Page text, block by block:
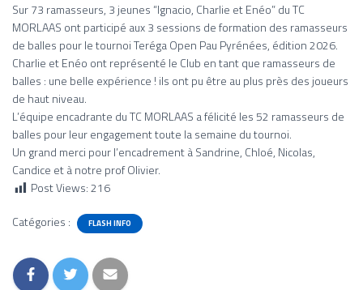
I
O
N
Sur 73 ramasseurs, 3 jeunes “Ignacio, Charlie et Enéo” du TC
MORLAAS ont participé aux 3 sessions de formation des ramasseurs
de balles pour le tournoi Teréga Open Pau Pyrénées, édition 2026.
Charlie et Enéo ont représenté le Club en tant que ramasseurs de
balles : une belle expérience ! ils ont pu être au plus près des joueurs
de haut niveau.
L’équipe encadrante du TC MORLAAS a félicité les 52 ramasseurs de
balles pour leur engagement toute la semaine du tournoi.
Un grand merci pour l’encadrement à Sandrine, Chloé, Nicolas,
Candice et à notre prof Olivier.
Post Views:216
Catégories :
FLASH INFO